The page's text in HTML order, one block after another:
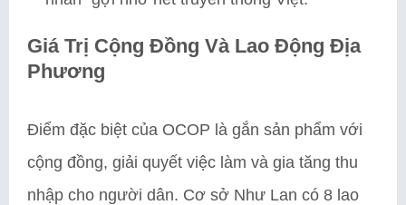
Giá Trị Cộng Đồng Và Lao Động Địa
Phương
Điểm đặc biệt của OCOP là gắn sản phẩm với
cộng đồng, giải quyết việc làm và gia tăng thu
nhập cho người dân. Cơ sở Như Lan có 8 lao